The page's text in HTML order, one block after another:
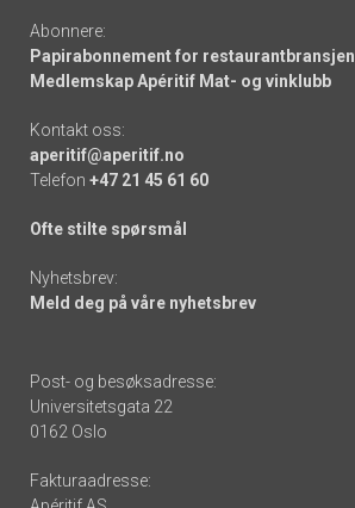
Abonnere:
Papirabonnement for restaurantbransjen
Medlemskap Apéritif Mat- og vinklubb
Kontakt oss:
aperitif@aperitif.no
Telefon +47 21 45 61 60
Ofte stilte spørsmål
Nyhetsbrev:
Meld deg på våre nyhetsbrev
Post- og besøksadresse:
Universitetsgata 22
0162 Oslo
Fakturaadresse: